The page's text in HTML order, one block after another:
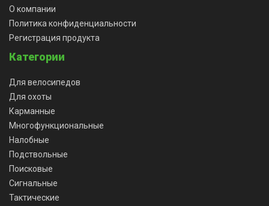
О компании
Политика конфиденциальности
Регистрация продукта
Категории
Для велосипедов
Для охоты
Карманные
Многофункциональные
Налобные
Подствольные
Поисковые
Сигнальные
Тактические